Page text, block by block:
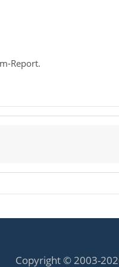
Report.
Copyright © 2003-